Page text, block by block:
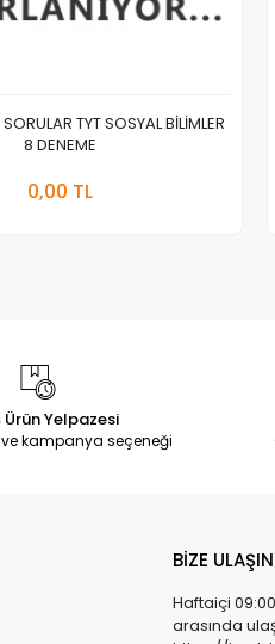
TYT SOSYAL BİLİMLER
8 DENEME
0,00 TL
Ürün Yelpazesi
kampanya seçeneği
BİZE ULAŞIN
Haftaiçi
arasında